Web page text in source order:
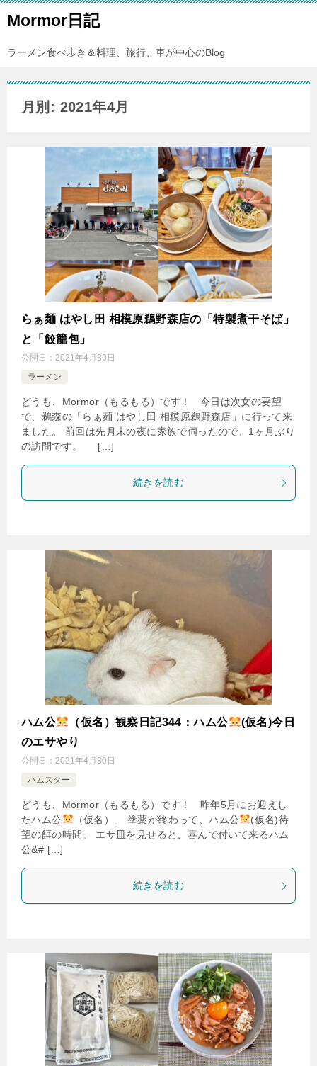
Mormor日記
ラーメン食べ歩き＆料理、旅行、車が中心のBlog
月別: 2021年4月
らぁ麺 はやし田 相模原鵜野森店の「特製煮干そば」
と「餃籠包」
公開日： 2021年4月30日
ラーメン
どうも、Mormor（もるもる）です！ 今日は次女の要望
で、鵜森の「らぁ麺 はやし田 相模原鵜野森店」に行って来
ました。 前回は先月末の夜に家族で伺ったので、1ヶ月ぶり
の訪問です。 […]
続きを読む
ハム公 （仮名）観察日記344：ハム公
(仮名)今日
のエサやり
公開日： 2021年4月30日
ハムスター
どうも、Mormor（もるもる）です！ 昨年5月にお迎えし
たハム公
（仮名）。 塗薬が終わって、ハム公
(仮名)待
望の餌の時間。 エサ皿を見せると、喜んで付いて来るハム
公&# […]
続きを読む